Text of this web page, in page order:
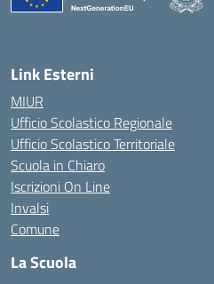
Link Esterni
MIUR
Ufficio Scolastico Regionale
Ufficio Scolastico Territoriale
Scuola in Chiaro
Iscrizioni On Line
Invalsi
Comune
La Scuola